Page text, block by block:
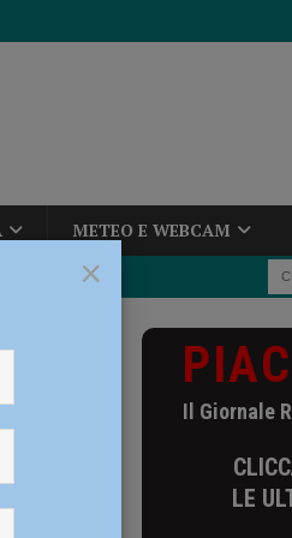
METEO E WEBCAM
Il Giornale
LE
×